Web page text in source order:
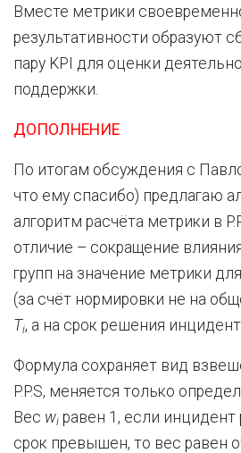
Вместе метрики
результативности образуют
пару KPI для оценки
поддержки.
ДОПОЛНЕНИЕ
По итогам обсуждения с
что ему спасибо) предлагаю
алгоритм расчёта метрики в
отличие – сокращение
групп на значение метрики
(за счёт нормировки не на
Ti, а на срок решения
Формула сохраняет вид
P.P.S, меняется только
Вес wi равен 1, если
срок превышен, то вес равен